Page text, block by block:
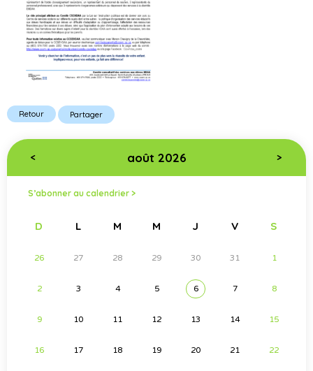
Retour Partager
< août 2026 >
S’abonner au calendrier >
D L M M J V S
26 27 28 29 30 31 1
2 3 4 5 6 7 8
9 10 11 12 13 14 15
16 17 18 19 20 21 22